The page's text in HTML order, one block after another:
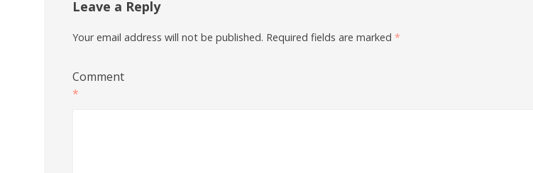
Leave a Reply
Your email address will not be published. Required fields are marked *
Comment
*